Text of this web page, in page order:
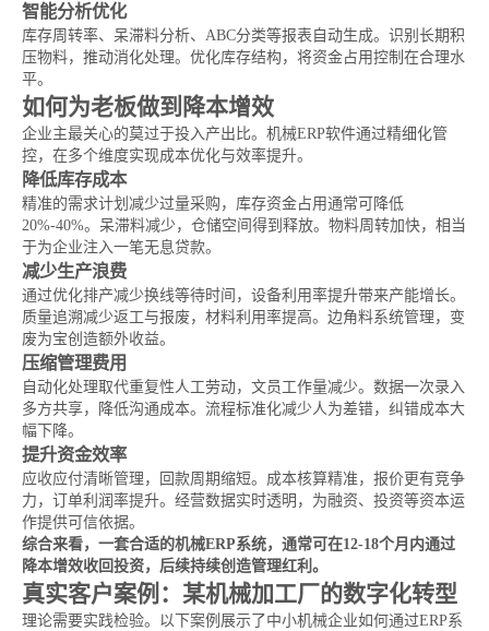
智能分析优化
库存周转率、呆滞料分析、ABC分类等报表自动生成。识别长期积
压物料，推动消化处理。优化库存结构，将资金占用控制在合理水
平。
如何为老板做到降本增效
企业主最关心的莫过于投入产出比。机械ERP软件通过精细化管
控，在多个维度实现成本优化与效率提升。
降低库存成本
精准的需求计划减少过量采购，库存资金占用通常可降低
20%-40%。呆滞料减少，仓储空间得到释放。物料周转加快，相当
于为企业注入一笔无息贷款。
减少生产浪费
通过优化排产减少换线等待时间，设备利用率提升带来产能增长。
质量追溯减少返工与报废，材料利用率提高。边角料系统管理，变
废为宝创造额外收益。
压缩管理费用
自动化处理取代重复性人工劳动，文员工作量减少。数据一次录入
多方共享，降低沟通成本。流程标准化减少人为差错，纠错成本大
幅下降。
提升资金效率
应收应付清晰管理，回款周期缩短。成本核算精准，报价更有竞争
力，订单利润率提升。经营数据实时透明，为融资、投资等资本运
作提供可信依据。
综合来看，一套合适的机械ERP系统，通常可在12-18个月内通过
降本增效收回投资，后续持续创造管理红利。
真实客户案例：某机械加工厂的数字化转型
理论需要实践检验。以下案例展示了中小机械企业如何通过ERP系